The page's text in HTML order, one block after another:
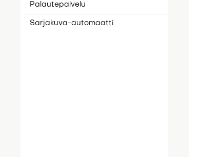
Palautepalvelu
Sarjakuva-automaatti